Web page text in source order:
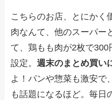
こちらのお店、とにかく
肉なんて、他のスーパー
て、鶏もも肉が2枚で
設定。週末のまとめ買い
よ！パンや惣菜も激安で
も話題になるほど。毎日